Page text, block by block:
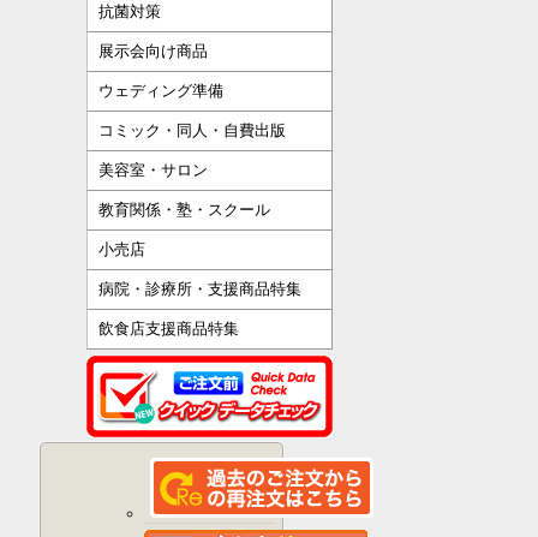
抗菌対策
展示会向け商品
ウェディング準備
コミック・同人・自費出版
美容室・サロン
教育関係・塾・スクール
小売店
病院・診療所・支援商品特集
飲食店支援商品特集